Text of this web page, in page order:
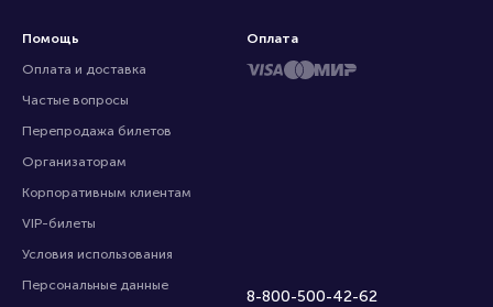
Помощь
Оплата и доставка
Частые вопросы
Перепродажа билетов
Организаторам
Корпоративным клиентам
VIP-билеты
Условия использования
Персональные данные
8-800-500-42-62
Оплата